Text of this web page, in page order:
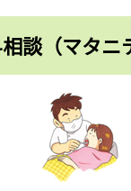
談（マタニ